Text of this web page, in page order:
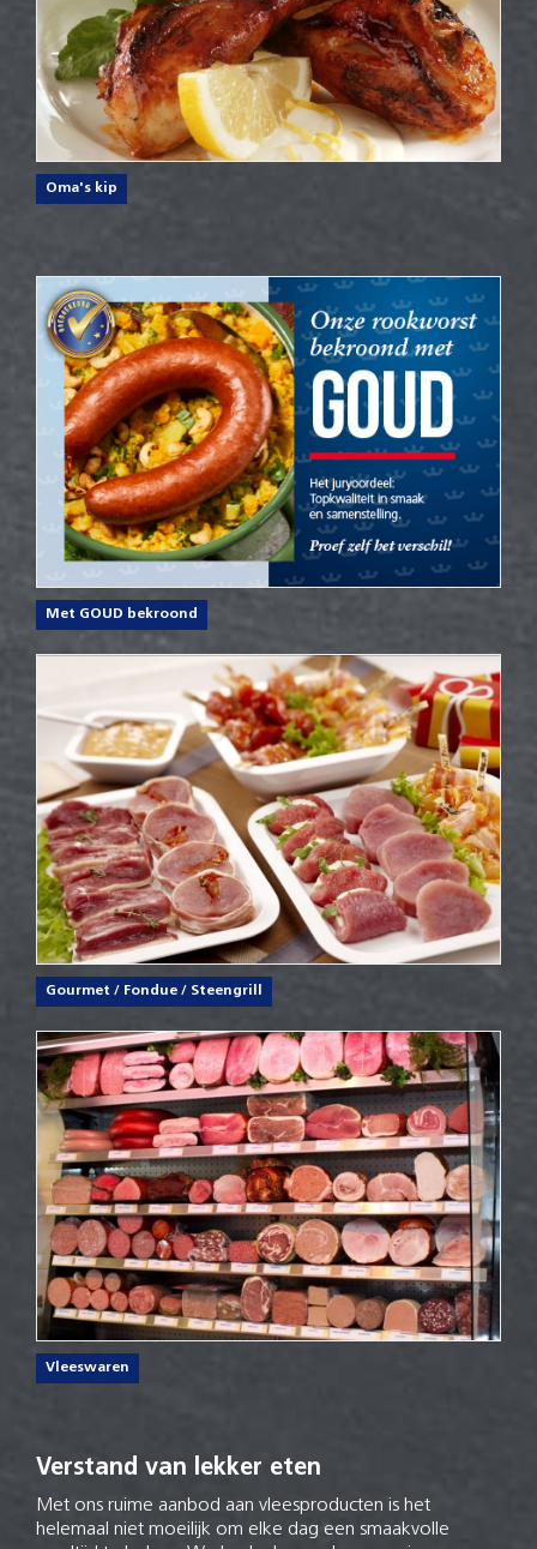
Oma's kip
Met GOUD bekroond
Gourmet / Fondue / Steengrill
Vleeswaren
Verstand van lekker eten
Met ons ruime aanbod aan vleesproducten is het
helemaal niet moeilijk om elke dag een smaakvolle